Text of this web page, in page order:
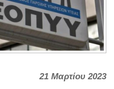
21 Μαρτίου 2023